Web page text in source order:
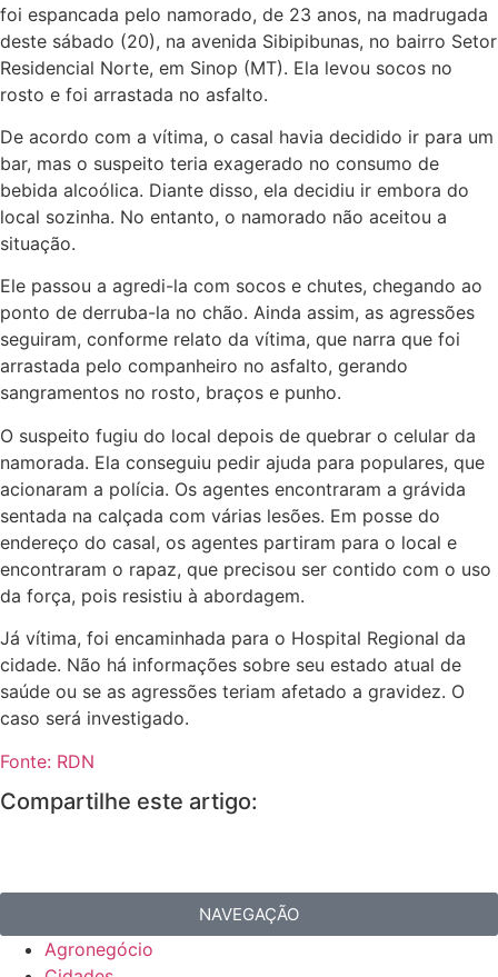
foi espancada pelo namorado, de 23 anos, na madrugada
deste sábado (20), na avenida Sibipibunas, no bairro Setor
Residencial Norte, em Sinop (MT). Ela levou socos no
rosto e foi arrastada no asfalto.
De acordo com a vítima, o casal havia decidido ir para um
bar, mas o suspeito teria exagerado no consumo de
bebida alcoólica. Diante disso, ela decidiu ir embora do
local sozinha. No entanto, o namorado não aceitou a
situação.
Ele passou a agredi-la com socos e chutes, chegando ao
ponto de derruba-la no chão. Ainda assim, as agressões
seguiram, conforme relato da vítima, que narra que foi
arrastada pelo companheiro no asfalto, gerando
sangramentos no rosto, braços e punho.
O suspeito fugiu do local depois de quebrar o celular da
namorada. Ela conseguiu pedir ajuda para populares, que
acionaram a polícia. Os agentes encontraram a grávida
sentada na calçada com várias lesões. Em posse do
endereço do casal, os agentes partiram para o local e
encontraram o rapaz, que precisou ser contido com o uso
da força, pois resistiu à abordagem.
Já vítima, foi encaminhada para o Hospital Regional da
cidade. Não há informações sobre seu estado atual de
saúde ou se as agressões teriam afetado a gravidez. O
caso será investigado.
Fonte: RDN
Compartilhe este artigo:
NAVEGAÇÃO
Agronegócio